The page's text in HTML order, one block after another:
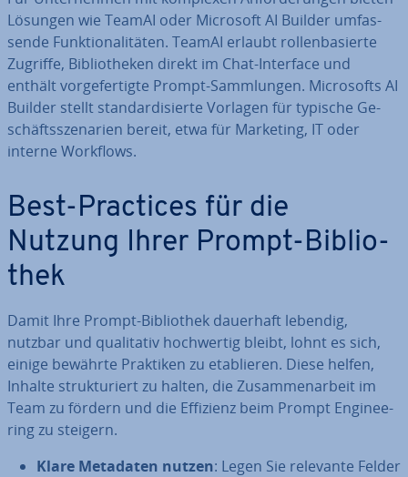
Lösungen wie TeamAI oder Microsoft AI Builder um­fas­
sen­de Funk­tio­na­li­tä­ten. TeamAI erlaubt rol­len­ba­sier­te
Zugriffe, Bi­blio­the­ken direkt im Chat-Interface und
enthält vor­ge­fer­tig­te Prompt-Samm­lun­gen. Mi­cro­softs AI
Builder stellt stan­dar­di­sier­te Vorlagen für typische Ge­
schäfts­sze­na­ri­en bereit, etwa für Marketing, IT oder
interne Workflows.
Best-Practices für die
Nutzung Ihrer Prompt-Bi­blio­
thek
Damit Ihre Prompt-Bi­blio­thek dauerhaft lebendig,
nutzbar und qua­li­ta­tiv hoch­wer­tig bleibt, lohnt es sich,
einige bewährte Praktiken zu eta­blie­ren. Diese helfen,
Inhalte struk­tu­riert zu halten, die Zu­sam­men­ar­beit im
Team zu fördern und die Effizienz beim Prompt En­gi­nee­
ring zu steigern.
Klare Metadaten nutzen: Legen Sie relevante Felder